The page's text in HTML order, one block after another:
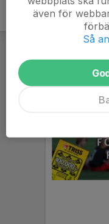
även för
Så